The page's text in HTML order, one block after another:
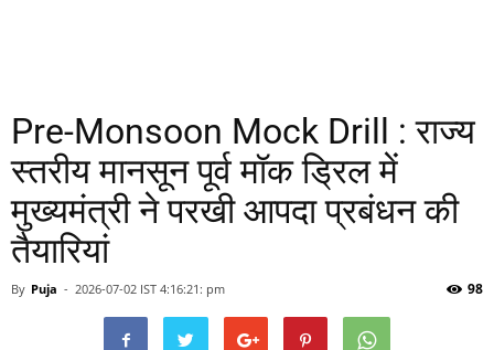
Pre-Monsoon Mock Drill : राज्य
स्तरीय मानसून पूर्व मॉक ड्रिल में
मुख्यमंत्री ने परखी आपदा प्रबंधन की
तैयारियां
By Puja - 2026-07-02 IST 4:16:21: pm 98